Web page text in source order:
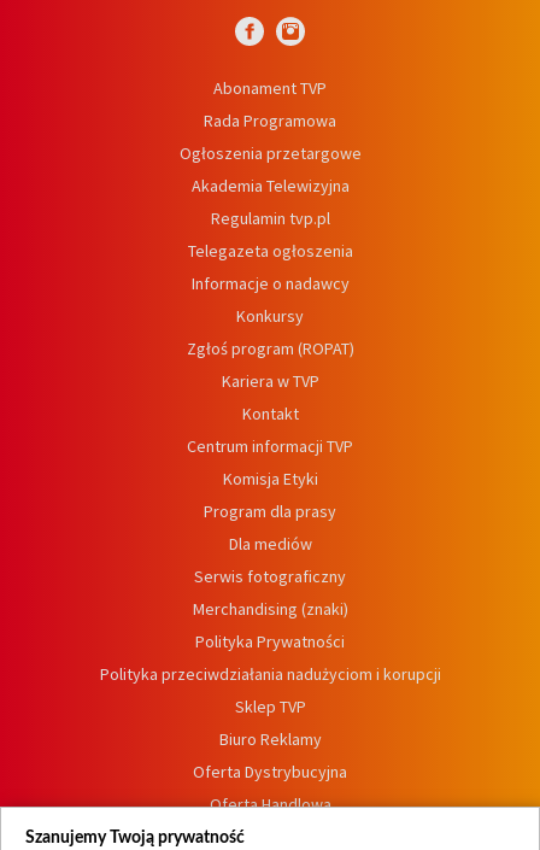
Abonament TVP
Rada Programowa
Ogłoszenia przetargowe
Akademia Telewizyjna
Regulamin tvp.pl
Telegazeta ogłoszenia
Informacje o nadawcy
Konkursy
Zgłoś program (ROPAT)
Kariera w TVP
Kontakt
Centrum informacji TVP
Komisja Etyki
Program dla prasy
Dla mediów
Serwis fotograficzny
Merchandising (znaki)
Polityka Prywatności
Polityka przeciwdziałania nadużyciom i korupcji
Sklep TVP
Biuro Reklamy
Oferta Dystrybucyjna
Oferta Handlowa
Dostępność
Szanujemy Twoją prywatność